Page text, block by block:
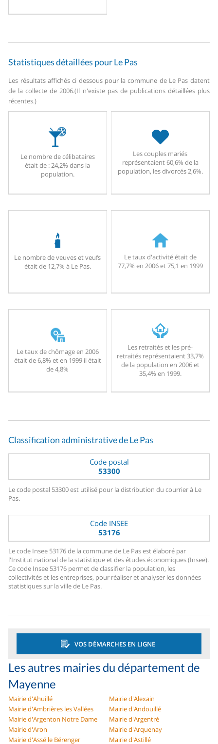
Statistiques détaillées pour Le Pas
Les résultats affichés ci dessous pour la commune de Le Pas datent
de la collecte de 2006.(Il n'existe pas de publications détaillées plus
récentes.)
Le nombre de célibataires
était de : 24,2% dans la
population.
Les couples mariés
représentaient 60,6% de la
population, les divorcés 2,6%.
Le nombre de veuves et veufs
était de 12,7% à Le Pas.
Le taux d'activité était de
77,7% en 2006 et 75,1 en 1999
Le taux de chômage en 2006
était de 6,8% et en 1999 il était
de 4,8%
Les retraités et les pré-
retraités représentaient 33,7%
de la population en 2006 et
35,4% en 1999.
Classification administrative de Le Pas
Code postal
53300
Le code postal 53300 est utilisé pour la distribution du courrier à Le
Pas.
Code INSEE
53176
Le code Insee 53176 de la commune de Le Pas est élaboré par
l'Institut national de la statistique et des études économiques (Insee).
Ce code Insee 53176 permet de classifier la population, les
collectivités et les entreprises, pour réaliser et analyser les données
statistiques sur la ville de Le Pas.
VOS DÉMARCHES EN LIGNE
Les autres mairies du département de
Mayenne
Mairie d'Ahuillé
Mairie d'Alexain
Mairie d'Ambrières les Vallées
Mairie d'Andouillé
Mairie d'Argenton Notre Dame
Mairie d'Argentré
Mairie d'Aron
Mairie d'Arquenay
Mairie d'Assé le Bérenger
Mairie d'Astillé